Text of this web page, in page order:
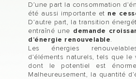
D’une part la consommation
été aussi importante et ne
D’autre part, la transition
entraîné une demande
d’énergie renouvelable.
Les énergies
d’éléments naturels, tels que
dont le potentiel est
Malheureusement, la quantité